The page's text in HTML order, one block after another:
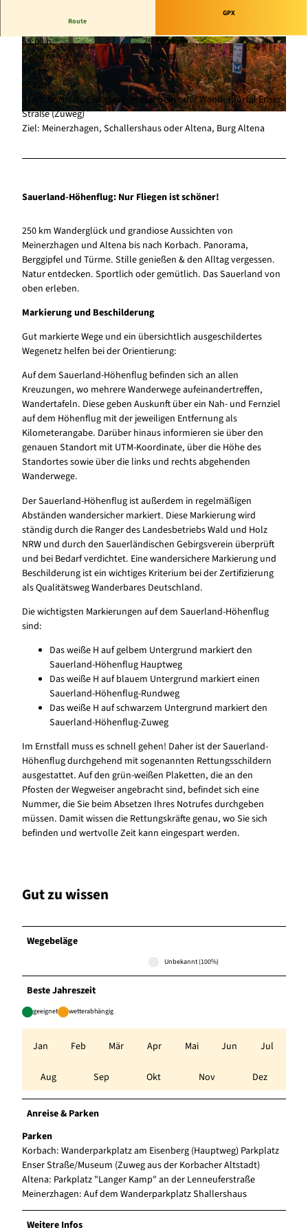
© Sauerland-Höhenflug, Jonas Dülberg |
© Sauerland-Höhenflug, Jonas Dülberg |
CC-BY-SA
© Stadt Korbach, David Heise | CC-BY-SA
Route
GPX
55:00 h
250,00 km
3.250 m
3.480 m
175 m
838 m
663 m
Start: Korbach, Eisenberg (Hauptweg) oder Wanderportal Enser
Straße (Zuweg)
Ziel: Meinerzhagen, Schallershaus oder Altena, Burg Altena
Sauerland-Höhenflug: Nur Fliegen ist schöner!
250 km Wanderglück und grandiose Aussichten von
Meinerzhagen und Altena bis nach Korbach. Panorama,
Berggipfel und Türme. Stille genießen & den Alltag vergessen.
Natur entdecken. Sportlich oder gemütlich. Das Sauerland von
oben erleben.
Markierung und Beschilderung
Gut markierte Wege und ein übersichtlich ausgeschildertes
Wegenetz helfen bei der Orientierung:
Auf dem Sauerland-Höhenflug befinden sich an allen
Kreuzungen, wo mehrere Wanderwege aufeinandertreffen,
Wandertafeln. Diese geben Auskunft über ein Nah- und Fernziel
auf dem Höhenflug mit der jeweiligen Entfernung als
Kilometerangabe. Darüber hinaus informieren sie über den
genauen Standort mit UTM-Koordinate, über die Höhe des
Standortes sowie über die links und rechts abgehenden
Wanderwege.
Der Sauerland-Höhenflug ist außerdem in regelmäßigen
Abständen wandersicher markiert. Diese Markierung wird
ständig durch die Ranger des Landesbetriebs Wald und Holz
NRW und durch den Sauerländischen Gebirgsverein überprüft
und bei Bedarf verdichtet. Eine wandersichere Markierung und
Beschilderung ist ein wichtiges Kriterium bei der Zertifizierung
als Qualitätsweg Wanderbares Deutschland.
Die wichtigsten Markierungen auf dem Sauerland-Höhenflug
sind:
Das weiße H auf gelbem Untergrund markiert den
Sauerland-Höhenflug Hauptweg
Das weiße H auf blauem Untergrund markiert einen
Sauerland-Höhenflug-Rundweg
Das weiße H auf schwarzem Untergrund markiert den
Sauerland-Höhenflug-Zuweg
Im Ernstfall muss es schnell gehen! Daher ist der Sauerland-
Höhenflug durchgehend mit sogenannten Rettungsschildern
ausgestattet. Auf den grün-weißen Plaketten, die an den
Pfosten der Wegweiser angebracht sind, befindet sich eine
Nummer, die Sie beim Absetzen Ihres Notrufes durchgeben
müssen. Damit wissen die Rettungskräfte genau, wo Sie sich
befinden und wertvolle Zeit kann eingespart werden.
Gut zu wissen
Wegebeläge
Unbekannt (100%)
Beste Jahreszeit
geeignet wetterabhängig
Jan Feb Mär Apr Mai Jun Jul
Aug Sep Okt Nov Dez
Anreise & Parken
Parken
Korbach: Wanderparkplatz am Eisenberg (Hauptweg) Parkplatz
Enser Straße/Museum (Zuweg aus der Korbacher Altstadt)
Altena: Parkplatz "Langer Kamp" an der Lenneuferstraße
Meinerzhagen: Auf dem Wanderparkplatz Shallershaus
Weitere Infos